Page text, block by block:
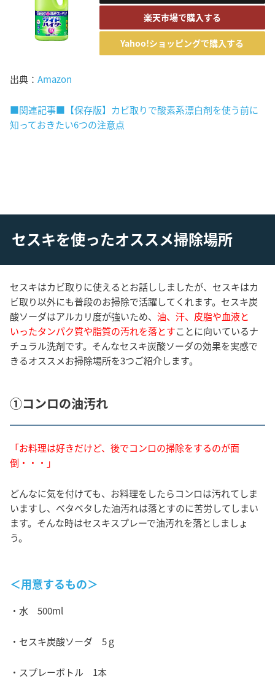
楽天市場で購入する
Yahoo!ショッピングで購入する
出典： Amazon
■関連記事■【保存版】カビ取りで酸素系漂白剤を使う前に
知っておきたい6つの注意点
セスキを使ったオススメ掃除場所
セスキはカビ取りに使えるとお話ししましたが、セスキはカ
ビ取り以外にも普段のお掃除で活躍してくれます。セスキ炭
酸ソーダはアルカリ度が強いため、 油、汗、皮脂や血液と
いったタンパク質や脂質の汚れを落とすことに向いているナ
チュラル洗剤です。そんなセスキ炭酸ソーダの効果を実感で
きるオススメお掃除場所を3つご紹介します。
①コンロの油汚れ
「お料理は好きだけど、後でコンロの掃除をするのが面
倒・・・」
どんなに気を付けても、お料理をしたらコンロは汚れてしま
いますし、ベタベタした油汚れは落とすのに苦労してしまい
ます。そんな時はセスキスプレーで油汚れを落としましょ
う。
＜用意するもの＞
・水 500ml
・セスキ炭酸ソーダ 5ｇ
・スプレーボトル 1本